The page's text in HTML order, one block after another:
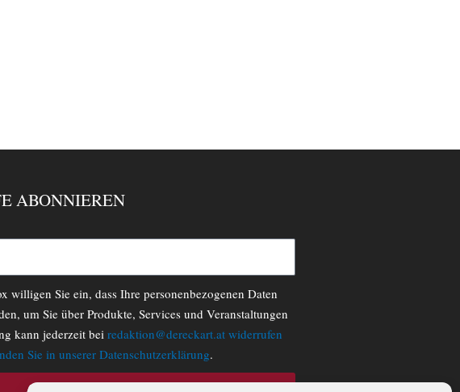
ABONNIEREN
willigen Sie ein, dass Ihre personenbezogenen Daten
um Sie über Produkte, Services und Veranstaltungen
kann jederzeit bei redaktion@dereckart.at widerrufen
Sie in unserer Datenschutzerklärung.
ABONNIEREN